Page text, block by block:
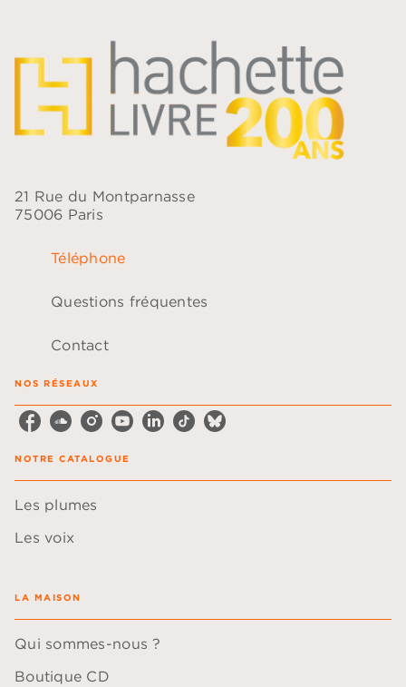
21 Rue du Montparnasse
75006 Paris
Téléphone
Questions fréquentes
Contact
NOS RÉSEAUX
NOTRE CATALOGUE
Les plumes
Les voix
LA MAISON
Qui sommes-nous ?
Boutique CD